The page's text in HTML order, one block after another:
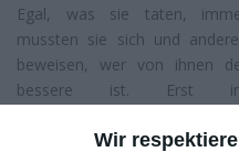
Wir
Egal, was sie taten,
mussten sie sich und
beweisen, wer von ihnen
bessere ist. Erst
beiden etwas, für das es